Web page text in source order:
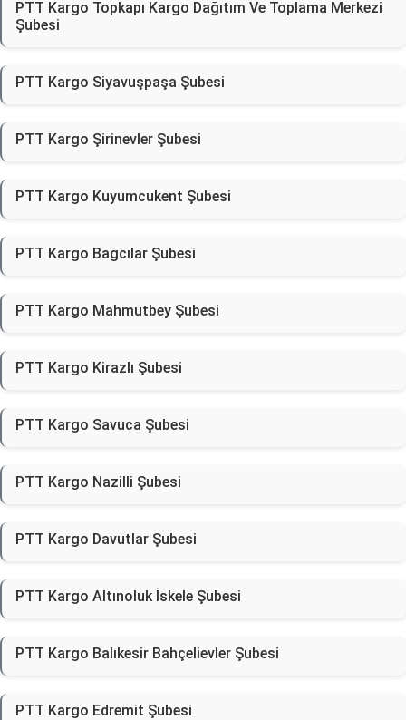
PTT Kargo Topkapı Kargo Dağıtım Ve Toplama Merkezi
Şubesi
PTT Kargo Siyavuşpaşa Şubesi
PTT Kargo Şirinevler Şubesi
PTT Kargo Kuyumcukent Şubesi
PTT Kargo Bağcılar Şubesi
PTT Kargo Mahmutbey Şubesi
PTT Kargo Kirazlı Şubesi
PTT Kargo Savuca Şubesi
PTT Kargo Nazilli Şubesi
PTT Kargo Davutlar Şubesi
PTT Kargo Altınoluk İskele Şubesi
PTT Kargo Balıkesir Bahçelievler Şubesi
PTT Kargo Edremit Şubesi